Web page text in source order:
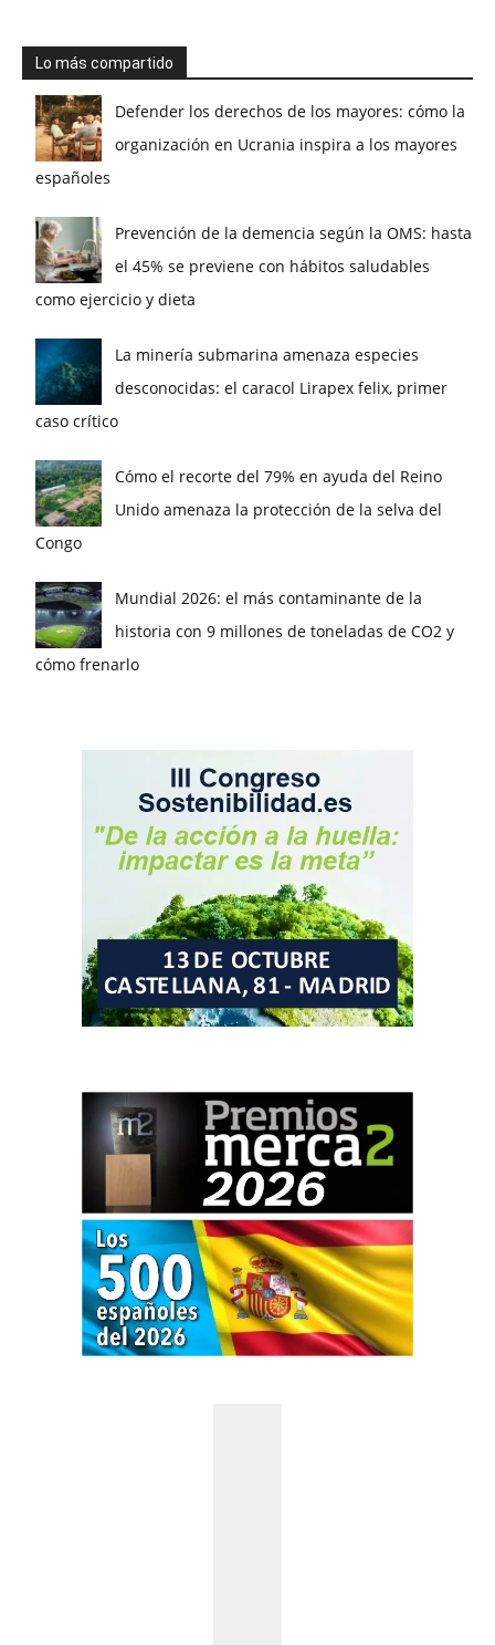
Lo más compartido
Defender los derechos de los mayores: cómo la
organización en Ucrania inspira a los mayores
españoles
Prevención de la demencia según la OMS: hasta
el 45% se previene con hábitos saludables
como ejercicio y dieta
La minería submarina amenaza especies
desconocidas: el caracol Lirapex felix, primer
caso crítico
Cómo el recorte del 79% en ayuda del Reino
Unido amenaza la protección de la selva del
Congo
Mundial 2026: el más contaminante de la
historia con 9 millones de toneladas de CO2 y
cómo frenarlo